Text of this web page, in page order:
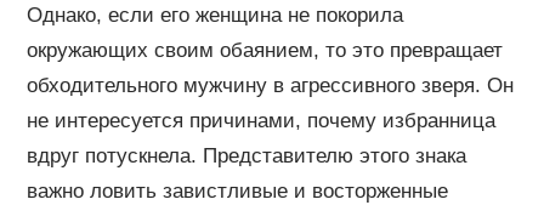
Однако, если его женщина не покорила
окружающих своим обаянием, то это превращает
обходительного мужчину в агрессивного зверя. Он
не интересуется причинами, почему избранница
вдруг потускнела. Представителю этого знака
важно ловить завистливые и восторженные